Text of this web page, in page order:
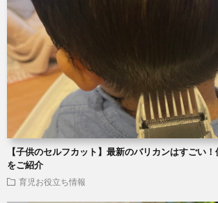
【子供のセルフカット】最新のバリカンはすごい
をご紹介
育児お役立ち情報